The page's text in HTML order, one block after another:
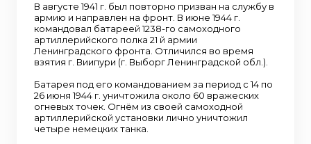
В августе 1941 г. был повторно призван на службу в
армию и направлен на фронт. В июне 1944 г.
командовал батареей 1238-го самоходного
артиллерийского полка 21 й армии
Ленинградского фронта. Отличился во время
взятия г. Виипури (г. Выборг Ленинградской обл.).
Батарея под его командованием за период с 14 по
26 июня 1944 г. уничтожила около 60 вражеских
огневых точек. Огнём из своей самоходной
артиллерийской установки лично уничтожил
четыре немецких танка.